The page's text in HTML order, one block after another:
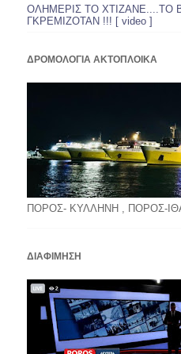
ΟΛΗΜΕΡΙΣ ΤΟ ΧΤΙΖΑΝΕ....ΤΟ
ΓΚΡΕΜΙΖΟΤΑΝ !!! [ video ]
ΔΡΟΜΟΛΟΓΙΑ ΑΚΤΟΠΛΟΙΚΑ
ΠΟΡΟΣ- ΚΥΛΛΗΝΗ , ΠΟΡΟΣ-
ΔΙΑΦΙΜΗΣΗ